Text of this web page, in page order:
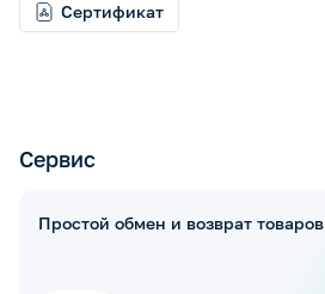
Сертификат
Сервис
Простой обмен и возврат товаров